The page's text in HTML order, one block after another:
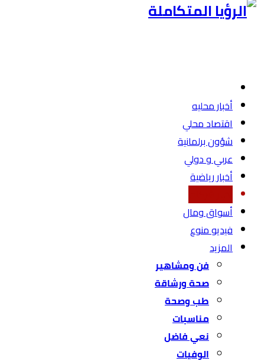
أخبار محليه
اقتصاد محلي
شؤون برلمانية
عربي و دولي
أخبار رياضية
أسواق ومال
فيديو منوع
المزيد
فن ومشاهير
صحة ورشاقة
طب وصحة
مناسبات
نعي فاضل
الوفيات